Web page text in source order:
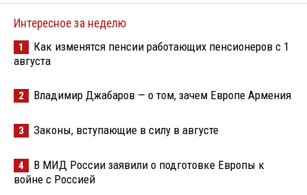
Интересное за неделю
1
Как изменятся пенсии работающих пенсионеров с 1
августа
2 Владимир Джабаров — о том, зачем Европе Армения
3 Законы, вступающие в силу в августе
4
В МИД России заявили о подготовке Европы к
войне с Россией